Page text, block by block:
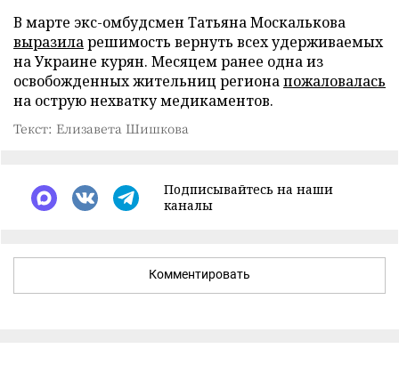
В марте экс-омбудсмен Татьяна Москалькова
выразиларешимость вернуть всех удерживаемых
на Украине курян. Месяцем ранее одна из
освобожденных жительниц регионапожаловалась
на острую нехватку медикаментов.
Текст: Елизавета Шишкова
Подписывайтесь на наши
каналы
Комментировать